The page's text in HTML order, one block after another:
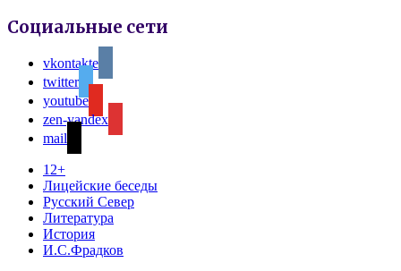
Социальные сети
vkontakte
twitter
youtube
zen-yandex
mail
12+
Лицейские беседы
Русский Север
Литература
История
И.С.Фрадков